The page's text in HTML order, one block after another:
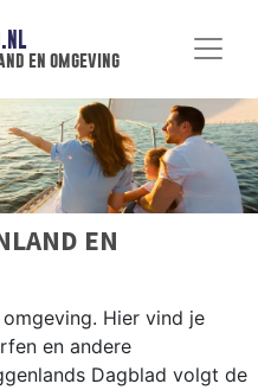
en omgeving
EN
Hier vind je
en andere
Dagblad volgt de